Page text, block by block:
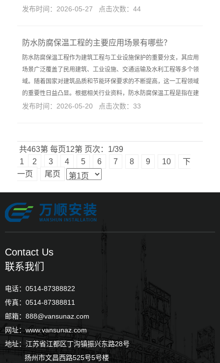
发布时间：2026-05-27 点击次数：44
防水防腐保温工程的主要应用场景有哪些？
防水防腐保温工程作为建筑工程与工业设施保护的重要分支，其应用
场景广泛覆盖了民用建筑、工业设施、交通运输及水利工程等多个领
域。随着国家对建筑品质和节能环保要求的不断提高，这一工程领域
的重要性日益凸显。根据相关行业资料，防水防腐保温工程是指在建
发布时间：2026-05-20 点击次数：33
共463第 每页12第 页次：1/39
1
2 3 4 5 6 7 8 9 10
下
一页
尾页
Contact Us
联系我们
电话：0514-87388822
传真：0514-87388811
邮箱：888@vansunaz.com
网址：www.vansunaz.com
地址：江苏省江都区丁沟镇振兴东路28号
扬州市文昌西路525号5号楼